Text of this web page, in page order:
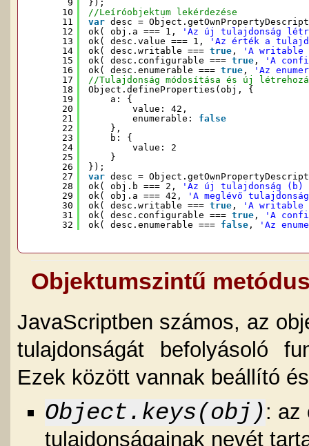
9
10
11
12
13
14
15
16
17
18
19
20
21
22
23
24
25
26
27
28
29
30
31
32
});
//Leíróobjektum lekérdezése
var desc =
ok( obj.a === 1,
'Az új tulajdonság
ok( desc.value === 1,
'Az érték a
ok( desc.writable === true,
'A writable
ok( desc.configurable === true,
'A
ok( desc.enumerable === true,
'Az
//Tulajdonság módosítása és új
Object.defineProperties(obj, {
a: {
value: 42,
enumerable: false
},
b: {
value: 2
}
});
var desc =
ok( obj.b === 2,
'Az új tulajdonság
ok( obj.a === 42,
'A meglévő
ok( desc.writable === true,
'A writable
ok( desc.configurable === true,
'A
ok( desc.enumerable === false, 'Az
Objektumszintű
JavaScriptben számos, az
tulajdonságát befolyásoló
Ezek között vannak beállító
Object.keys(obj): az
tulajdonságainak nevét